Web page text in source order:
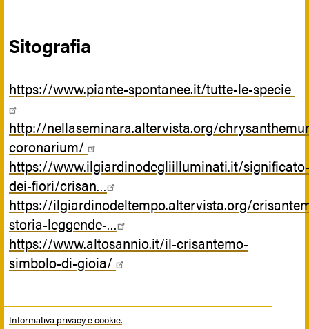
Sitografia
https://www.piante-spontanee.it/tutte-le-specie
http://nellaseminara.altervista.org/
coronarium/
https://www.ilgiardinodegliilluminati.it/significato-
dei-fiori/crisan…
https://ilgiardinodeltempo.altervista.org/
storia-leggende-…
https://www.altosannio.it/il-crisantemo-
simbolo-di-gioia/
Informativa privacy e cookie.